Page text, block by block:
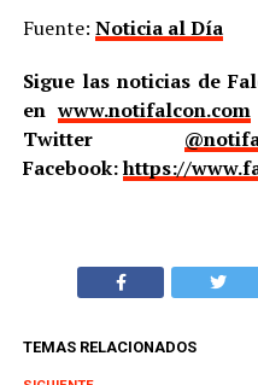
Fuente: Noticia al Día
Sigue las noticias de
enwww.notifalcon.com
Twitter
Facebook:https://
TEMAS RELACIONADOS